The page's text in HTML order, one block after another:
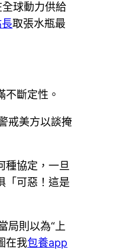
球動力供給
取張水瓶最
斷定性。
戒美方以談掩
種協定，一旦
「可惡！這是
局則以為“上
在我包養app